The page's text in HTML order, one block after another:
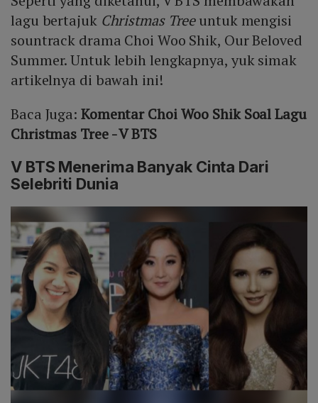
lagu bertajuk Christmas Treeuntuk mengisi
sountrack drama Choi Woo Shik, Our Beloved
Summer. Untuk lebih lengkapnya, yuk simak
artikelnya di bawah ini!
Baca Juga: Komentar Choi Woo Shik Soal Lagu
Christmas Tree - V BTS
V BTS Menerima Banyak Cinta Dari
Selebriti Dunia